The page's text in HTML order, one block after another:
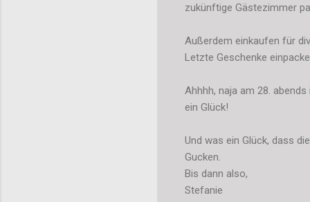
zukünftige Gästezimmer
Außerdem einkaufen für
Letzte Geschenke
Ahhhh, naja am 28.
ein Glück!
Und was ein Glück, dass
Gucken.
Bis dann also,
Stefanie